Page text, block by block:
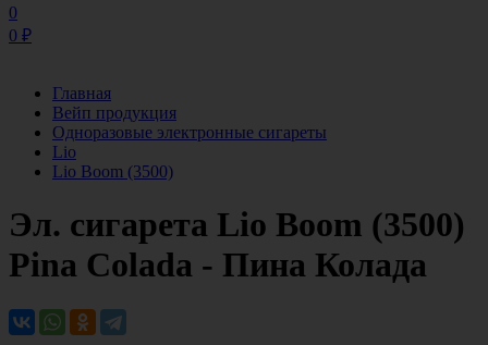
0
0 ₽
Главная
Вейп продукция
Одноразовые электронные сигареты
Lio
Lio Boom (3500)
Эл. сигарета Lio Boom (3500)
Pina Colada - Пина Колада